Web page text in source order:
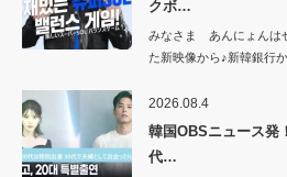
クボ…
みなさま あんにょんは
た新映像から♪新韓銀行
2026.08.4
韓国OBSニュース発
代…